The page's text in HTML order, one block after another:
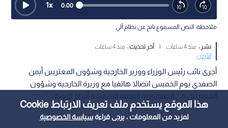
هذا الموقع يستخدم ملف تعريف الارتباط Cookie
لمزيد من المعلومات ، يرجى قراءةسياسة الخصوصية
0:00
1x
ملاحظة: النص المسموع ناتج عن نظام آلي
نشر : منذ 4 ساعات آخر تحديث : منذ 4 ساعات
الأردن
أجرى نائب رئيس الوزراء ووزير الخارجية وشؤون المغتربين أيمن
الصفدي يوم الخميس اتصالا هاتفيا مع وزيرة الخارجية وشؤون